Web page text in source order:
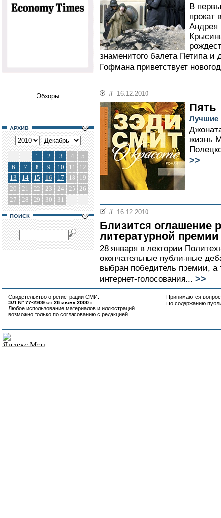
Обзоры
АРХИВ
1 2 3 4
5
6
7 8 9 10 11
12
13
14 15 16 17 18
19
20
21 22 23 24 25 26
27
28 29 30 31
ПОИСК
В
прокат
Андрея
знаменитого балета Петипа
Гофмана приветствует
// 16.12.2010
Пять
Лучшие
жизнь
>>
// 16.12.2010
Близится оглашение
литературной премии
28 января в лектории
окончательные публичные
выбран победитель премии, а
интернет-голосования... >>
Свидетельство о регистрации СМИ:
ЭЛ N° 77-2909 от 26 июня 2000 г
Любое использование материалов и иллюстраций
возможно только по согласованию с редакцией
Принимаются
По содержанию